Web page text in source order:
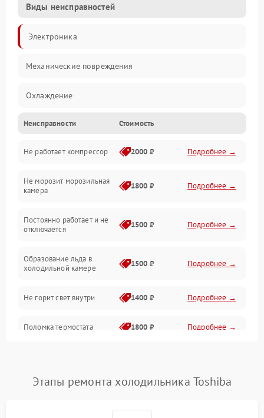
Виды неисправностей
Электроника
Механические повреждения
Охлаждение
Механика
Электропитание
Дренаж
Неисправности Стоимость
Не работает компрессор 2000 ₽ Подробнее →
Не морозит морозильная
камера
1800 ₽ Подробнее →
Постоянно работает и не
отключается
1500 ₽ Подробнее →
Образование льда в
холодильной камере
1500 ₽ Подробнее →
Не горит свет внутри 1400 ₽ Подробнее →
Поломка термостата 1800 ₽ Подробнее →
Поломка системы No Frost 2600 ₽ Подробнее →
Этапы ремонта холодильника Toshiba